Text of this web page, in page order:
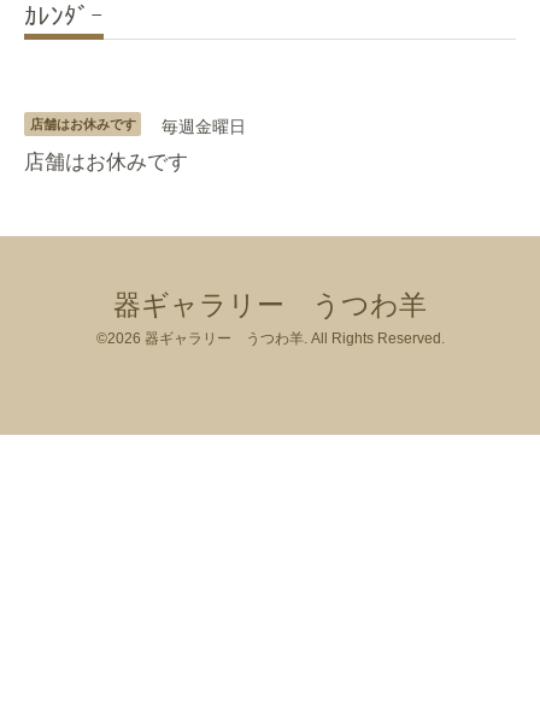
ｶﾚﾝﾀﾞｰ
店舗はお休みです 毎週金曜日
店舗はお休みです
器ギャラリー うつわ羊
©2026 器ギャラリー うつわ羊. All Rights Reserved.